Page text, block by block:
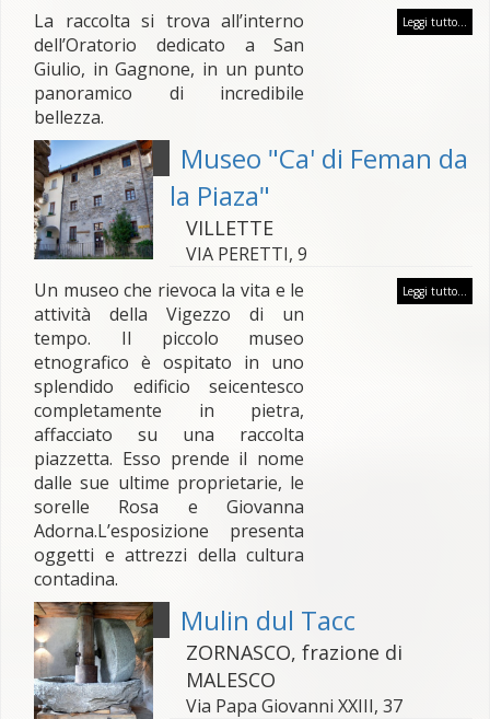
La raccolta si trova all’interno
dell’Oratorio dedicato a San
Giulio, in Gagnone, in un punto
panoramico di incredibile
bellezza.
Leggi tutto...
Museo "Ca' di Feman da
la Piaza"
VILLETTE
VIA PERETTI, 9
Un museo che rievoca la vita e le
attività della Vigezzo di un
tempo. Il piccolo museo
etnografico è ospitato in uno
splendido edificio seicentesco
completamente in pietra,
affacciato su una raccolta
piazzetta. Esso prende il nome
dalle sue ultime proprietarie, le
sorelle Rosa e Giovanna
Adorna.L’esposizione presenta
oggetti e attrezzi della cultura
contadina.
Leggi tutto...
Mulin dul Tacc
ZORNASCO, frazione di
MALESCO
Via Papa Giovanni XXIII, 37